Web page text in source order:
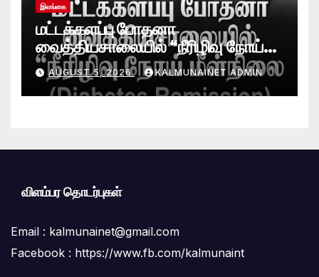
இலங்கை
மட்டக்களப்பு போதனா
வைத்தியசாலையில் “நீரிழிவு நோய்
மீள்நிலை (Diabetes Remission)
கிளினிக்” வெற்றிகரமாக ஆரம்பம்
AUGUST 5, 2026 KALMUNAINET ADMIN
விளம்பர தொடர்புகள்
Email : kalmunainet@gmail.com
Facebook : https://www.fb.com/kalmunaint